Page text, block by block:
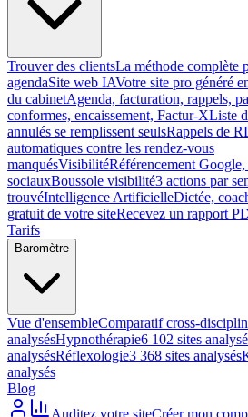
Trouver des clientsLa méthode complète
agendaSite web IAVotre site pro généré
du cabinetAgenda, facturation, rappels,
conformes, encaissement, Factur-XListe
annulés se remplissent seulsRappels de
automatiques contre les rendez-vous
manquésVisibilitéRéférencement
sociauxBoussole visibilité3 actions par
trouvéIntelligence ArtificielleDictée,
gratuit de votre siteRecevez un rapport
Tarifs
Baromètre
Vue d'ensembleComparatif cross-
analysésHypnothérapie6 102 sites
analysésRéflexologie3 368 sites analysés
analysés
Blog
Auditez votre siteCréer mon